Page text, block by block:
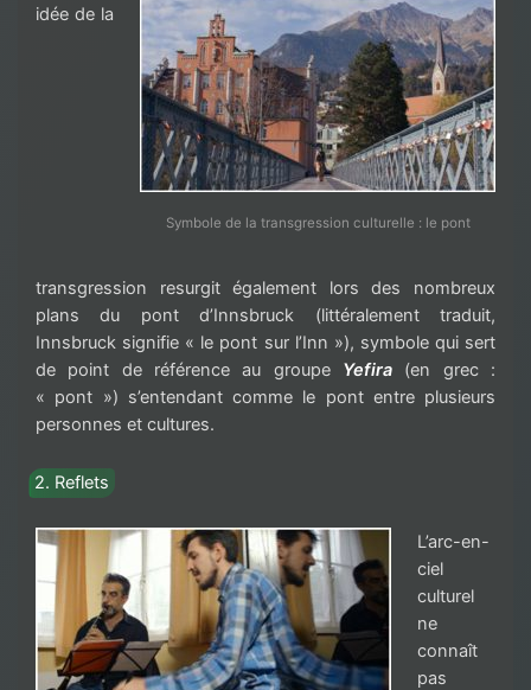
Symbole de la transgression culturelle : le pont
idée de la
transgression resurgit également lors des nombreux
plans du pont d’Innsbruck (littéralement traduit,
Innsbruck signifie « le pont sur l’Inn »), symbole qui sert
de point de référence au groupe Yefira (en grec :
« pont ») s’entendant comme le pont entre plusieurs
personnes et cultures.
2. Reflets
L’arc-en-
ciel
culturel
ne
connaît
pas